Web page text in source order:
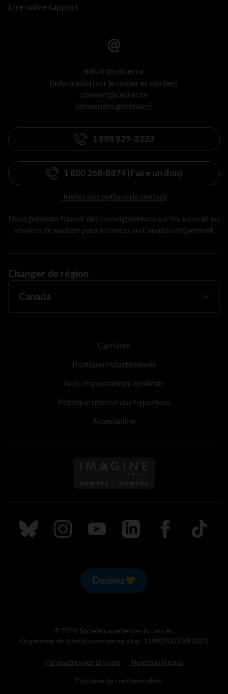
Lire notre rapport
info.fr@cancer.ca
(information sur le cancer et soutien)
connect@cancer.ca
(demandes générales)
1 888 939-3333
1 800 268-8874 (Faire un don)
Toutes nos options de contact
Nous pouvons fournir des renseignements sur les soins et les
services de soutien pour le cancer au Canada uniquement.
Changer de région
Carrières
Politique rédactionnelle
Non-responsabilité médicale
Politique relative aux hyperliens
Accessibilité
Suivez nous sur Bluesky
Suivez nous sur Instagram
Suivez nous sur Youtube
Suivez nous sur LinkedIn
Suivez nous sur
TikTok
Donnez
© 2026 Société canadienne du cancer.
Organisme de bienfaisance enregistré : 118829803 RR 0001
Paramètres des témoins Mentions légales
Politique de confidentialité